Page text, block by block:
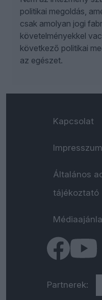
politikai megoldás,
csak amolyan jogi
követelményekkel
következő politikai
az egészet.
Kapcsolat
Impresszum
Általános
tájékoztató
Partnerek: